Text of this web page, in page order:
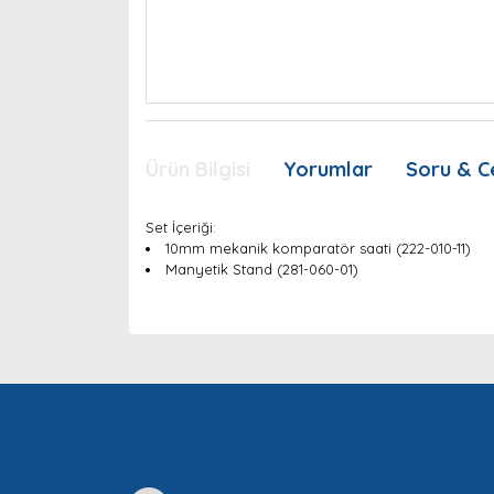
Yorumlar Soru &
Set İçeriği:
10mm mekanik komparatör saati (222-010-11)
Manyetik Stand (281-060-01)